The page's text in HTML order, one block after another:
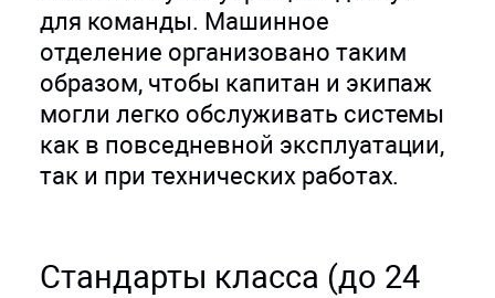
для команды. Машинное
отделение организовано таким
образом, чтобы капитан и экипаж
могли легко обслуживать системы
как в повседневной эксплуатации,
так и при технических работах.
Стандарты класса (до 24